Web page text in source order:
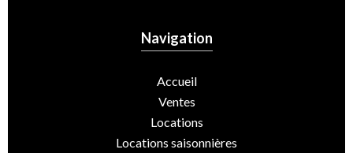
Navigation
Accueil
Ventes
Locations
Locations saisonnières